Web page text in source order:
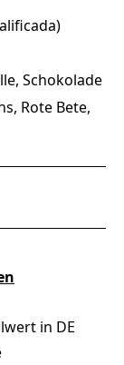
Schokolade
Rote Bete,
in DE